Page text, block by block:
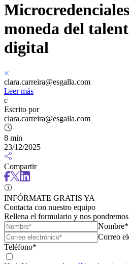
moneda del
digital
clara.carreira@esgalla.com
Leer más
c
Escrito por
clara.carreira@esgalla.com
8 min
23/12/2025
Compartir
INFÓRMATE GRATIS YA
Contacta con nuestro equipo
Rellena el formulario y nos
Nombre*
Correo
Teléfono*